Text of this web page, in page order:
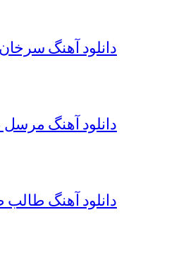
دانلود آهنگ
دانلود آهنگ
دانلود آهنگ طالب